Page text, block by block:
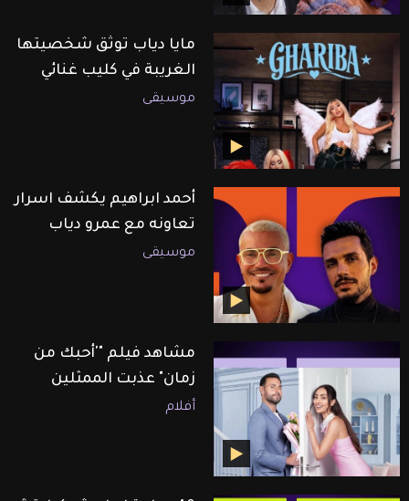
مايا دياب توثق شخصيتها
الغريبة في كليب غنائي
موسيقى
أحمد ابراهيم يكشف اسرار
تعاونه مع عمرو دياب
موسيقى
مشاهد فيلم "'أحبك من
زمان" عذبت الممثلين
أفلام